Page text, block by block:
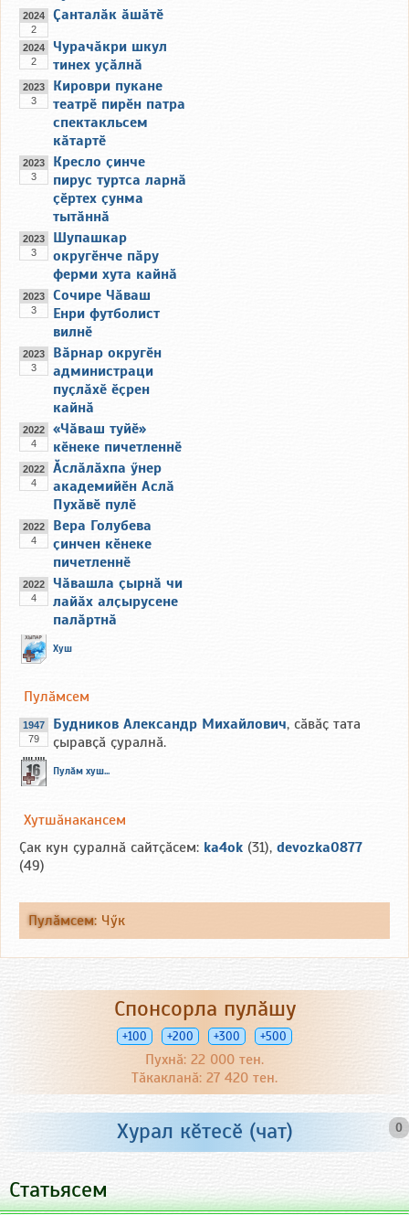
2024
2
Ҫанталӑк ӑшӑтӗ
2024
2
Чурачӑкри шкул
тинех уҫӑлнӑ
2023
3
Кироври пукане
театрӗ пирӗн патра
спектакльсем
кӑтартӗ
2023
3
Кресло ҫинче
пирус туртса ларнӑ
ҫӗртех ҫунма
тытӑннӑ
2023
3
Шупашкар
округӗнче пӑру
ферми хута кайнӑ
2023
3
Сочире Чӑваш
Енри футболист
вилнӗ
2023
3
Вӑрнар округӗн
администраци
пуҫлӑхӗ ӗҫрен
кайнӑ
2022
4
«Чӑваш туйӗ»
кӗнеке пичетленнӗ
2022
4
Ӑслӑлӑхпа ӳнер
академийӗн Аслӑ
Пухӑвӗ пулӗ
2022
4
Вера Голубева
ҫинчен кӗнеке
пичетленнӗ
2022
4
Чӑвашла ҫырнӑ чи
лайӑх алҫырусене
палӑртнӑ
Хуш
Пулӑмсем
1947
79
Будников Александр Михайлович, сӑвӑҫ тата
ҫыравҫӑ ҫуралнӑ.
Пулӑм хуш...
Хутшӑнакансем
Ҫак кун ҫуралнӑ сайтҫӑсем: ka4ok (31), devozka0877
(49)
Пулӑмсем: Чӳк
Спонсорла пулӑшу
+100 +200 +300 +500
Пухнӑ: 22 000 тен.
Тӑкакланӑ: 27 420 тен.
0
Хурал кӗтесӗ (чат)
Статьясем